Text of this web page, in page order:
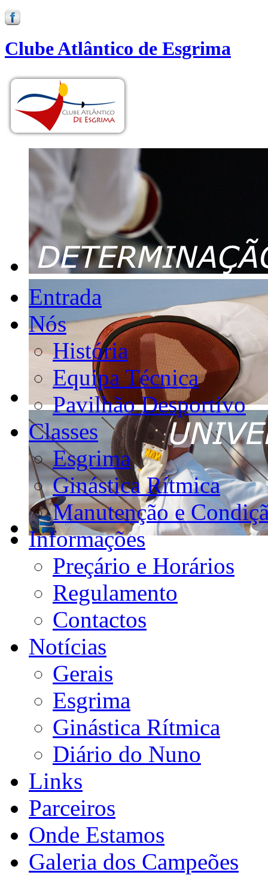
Clube Atlântico de Esgrima
Entrada
Nós
História
Equipa Técnica
Pavilhão Desportivo
Classes
Esgrima
Ginástica Rítmica
Manutenção e
Informações
Preçário e Horários
Regulamento
Contactos
Notícias
Gerais
Esgrima
Ginástica Rítmica
Diário do Nuno
Links
Parceiros
Onde Estamos
Galeria dos Campeões